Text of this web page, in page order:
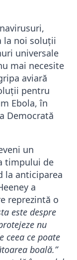
la noi soluții
universale
mai necesite
aviară
pentru
Ebola, în
Democrată
un
timpului de
la anticiparea
a
reprezintă o
este despre
nu
ceea ce poate
boală.”